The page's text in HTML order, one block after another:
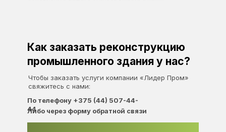
Либо через форму обратной связи
По телефону +375 (44) 507-44-
44
Чтобы заказать услуги компании «Лидер Пром»
свяжитесь с нами:
Как заказать реконструкцию
промышленного здания у нас?